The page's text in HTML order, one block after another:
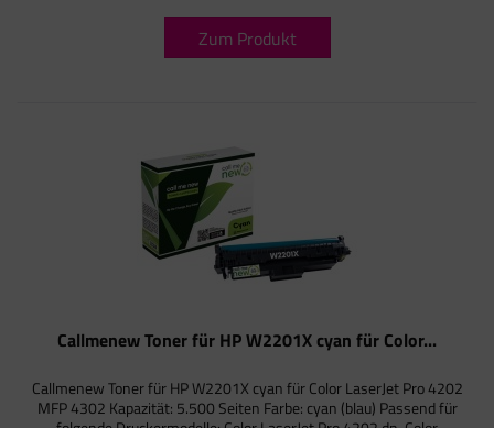
Zum Produkt
Callmenew Toner für HP W2201X cyan für Color...
Callmenew Toner für HP W2201X cyan für Color LaserJet Pro 4202
MFP 4302 Kapazität: 5.500 Seiten Farbe: cyan (blau) Passend für